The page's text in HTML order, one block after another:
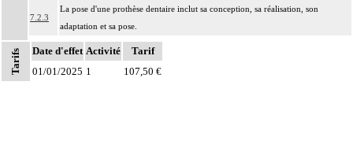
Notes
7.2.3
La pose d'une prothèse dentaire inclut sa conception, sa réalisation, son
adaptation et sa pose.
7.2.3
Facturation : la durée d'usage des prothèses dentaires n'est pas limitée ; la prise
en charge du renouvellement des prothèses dentaires est subordonnée à l'usure
Tarifs Date d'effet Activité
Tarif
01/01/2025 1 107,50 €